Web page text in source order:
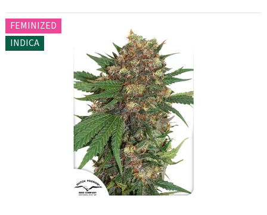
FEMINIZED
INDICA